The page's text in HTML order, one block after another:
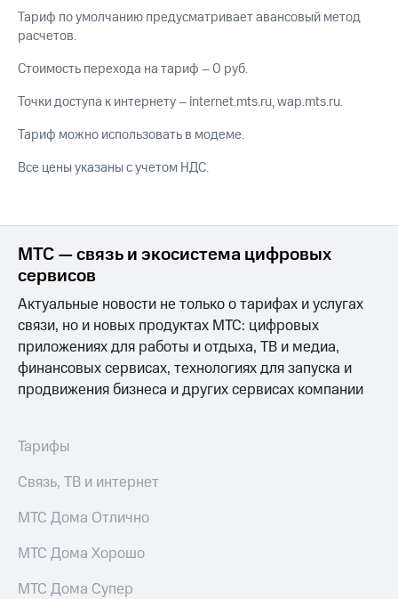
Спутниковое
ТВ
Домашний
телефон
Перейти
в МТС
номером
и подписки
МТС
Premium
Подписка
интернета,
фильмы,
музыка
и многое
другое
Скидка
общие
и услуги,
доступ
к геолокации
музыка
Семейная
группа
Скидка
общие
Сертификаты
безопасности
Всё
под
рукой
в Мой МТС
в нашем
приложении
КИОН
КИОН
Тариф по умолчанию предусматривает авансовый метод
расчетов.
Стоимость перехода на тариф – 0 руб.
Точки доступа к интернету – internet.mts.ru, wap.mts.ru.
Тариф можно использовать в модеме.
Все цены указаны с учетом НДС.
МТС — связь и экосистема цифровых
сервисов
Актуальные новости не только о тарифах и услугах
связи, но и новых продуктах МТС: цифровых
приложениях для работы и отдыха, ТВ и медиа,
финансовых сервисах, технологиях для запуска и
продвижения бизнеса и других сервисах компании
Тарифы
Связь, ТВ и интернет
МТС Дома Отлично
МТС Дома Хорошо
МТС Дома Супер